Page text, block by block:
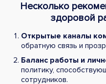
Несколько
здоровой
Открытые каналы
обратную связь и
Баланс работы и
политику,
сотрудников.